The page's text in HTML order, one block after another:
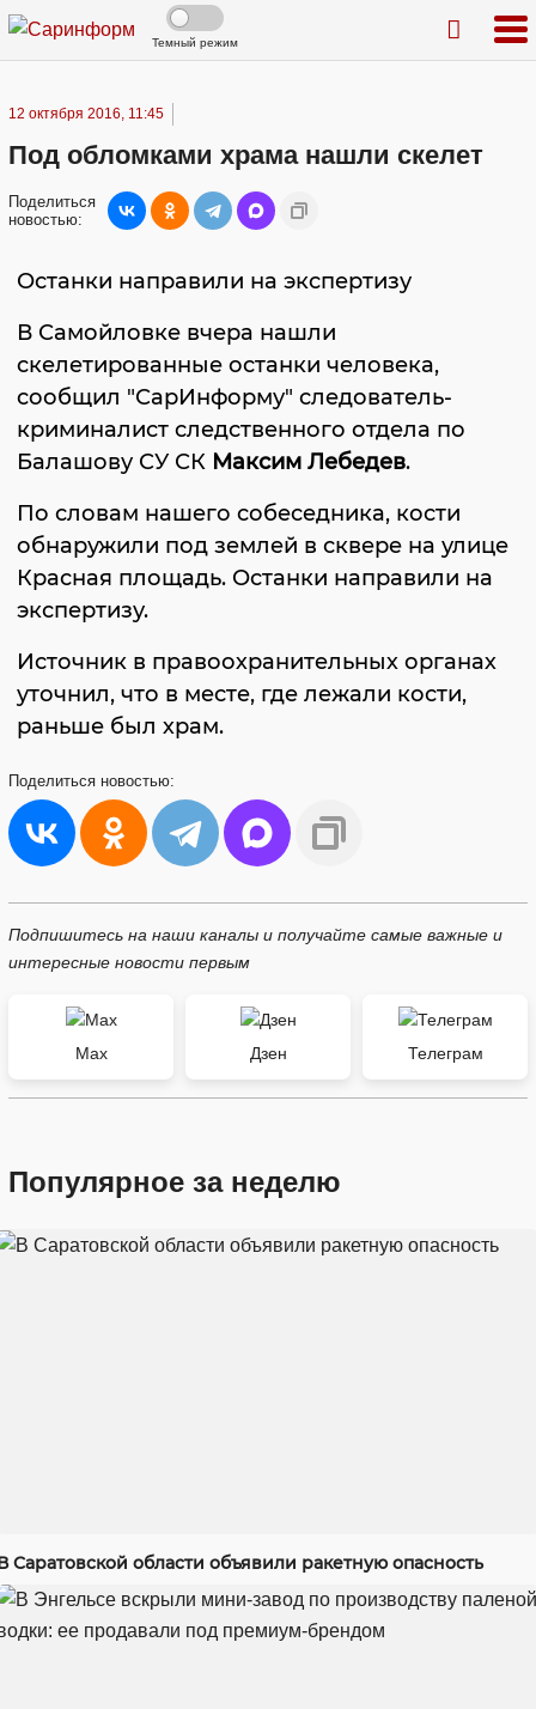
Темный режим
12 октября 2016, 11:45
Под обломками храма нашли скелет
Поделиться
новостью:
Останки направили на экспертизу
В Самойловке вчера нашли
скелетированные останки человека,
сообщил "СарИнформу" следователь-
криминалист следственного отдела по
Балашову СУ СК Максим Лебедев.
По словам нашего собеседника, кости
обнаружили под землей в сквере на улице
Красная площадь. Останки направили на
экспертизу.
Источник в правоохранительных органах
уточнил, что в месте, где лежали кости,
раньше был храм.
Поделиться новостью:
Подпишитесь на наши каналы и получайте самые важные и
интересные новости первым
Max Дзен Телеграм
Популярное за неделю
Саратовской области объявили ракетную опасность